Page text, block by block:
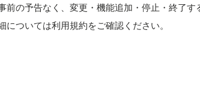
前の予告なく、変更・機能追加・停止・終了す
については利用規約をご確認ください。